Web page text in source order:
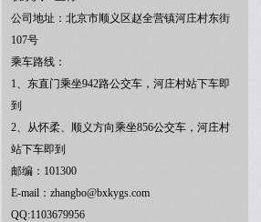
公司地址：北京市顺义区赵全营镇河庄村东街
107号
乘车路线：
1、东直门乘坐942路公交车，河庄村站下车即
到
2、从怀柔、顺义方向乘坐856公交车，河庄村
站下车即到
邮编：101300
E-mail：zhangbo@bxkygs.com
QQ:1103679956